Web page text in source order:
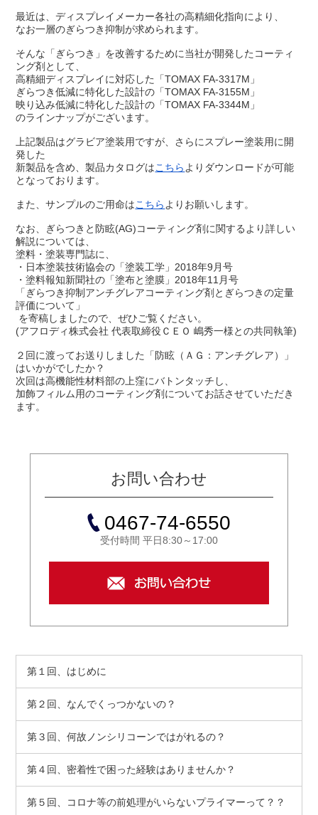
最近は、ディスプレイメーカー各社の高精細化指向により、
なお一層のぎらつき抑制が求められます。
そんな「ぎらつき」を改善するために当社が開発したコーティ
ング剤として、
高精細ディスプレイに対応した「TOMAX FA-3317M」
ぎらつき低減に特化した設計の「TOMAX FA-3155M」
映り込み低減に特化した設計の「TOMAX FA-3344M」
のラインナップがございます。
上記製品はグラビア塗装用ですが、さらにスプレー塗装用に開
発した
新製品を含め、製品カタログはこちら よりダウンロードが可能
となっております。
また、サンプルのご用命はこちら よりお願いします。
なお、ぎらつきと防眩(AG)コーティング剤に関するより詳しい
解説については、
塗料・塗装専門誌に、
・日本塗装技術協会の「塗装工学」2018年9月号
・塗料報知新聞社の「塗布と塗膜」2018年11月号
「ぎらつき抑制アンチグレアコーティング剤とぎらつきの定量
評価について」
を寄稿しましたので、ぜひご覧ください。
(アフロディ株式会社 代表取締役ＣＥＯ 嶋秀一様との共同執筆)
２回に渡ってお送りしました「防眩（ＡＧ：アンチグレア）」
はいかがでしたか？
次回は高機能性材料部の上窪にバトンタッチし、
加飾フィルム用のコーティング剤についてお話させていただき
ます。
お問い合わせ
0467-74-6550
受付時間 平日8:30～17:00
第１回、はじめに
第２回、なんでくっつかないの？
第３回、何故ノンシリコーンではがれるの？
第４回、密着性で困った経験はありませんか？
第５回、コロナ等の前処理がいらないプライマーって？？